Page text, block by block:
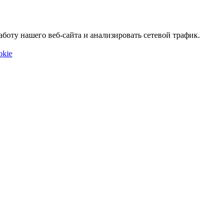
нашего веб-сайта и анализировать сетевой трафик.